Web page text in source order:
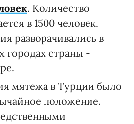
. Количество
в 1500 человек.
разворачивались в
городах страны -
мятежа в Турции было
положение.